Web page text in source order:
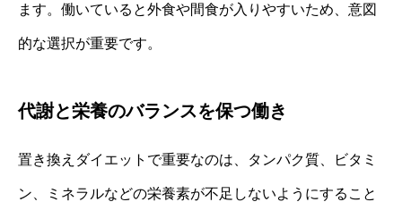
ます。働いていると外食や間食が入りやすいため、意図
的な選択が重要です。
代謝と栄養のバランスを保つ働き
置き換えダイエットで重要なのは、タンパク質、ビタミ
ン、ミネラルなどの栄養素が不足しないようにすること